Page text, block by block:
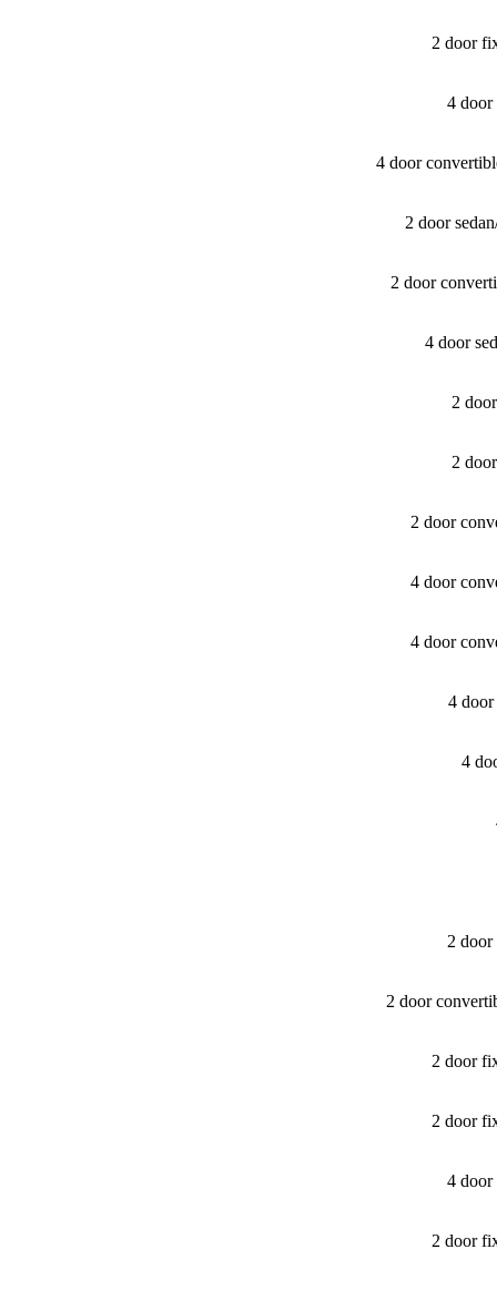
2 door
4 door
4 door
2 door
2 door
4 door
2
2
2 door
4 door
4 door
4
4
2
2 door
2 door
2 door
4 door
2 door